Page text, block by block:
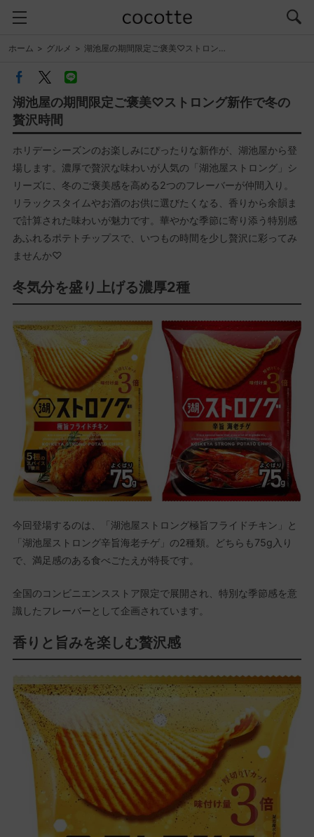
ホーム グルメ 湖池屋の期間限定ご褒美♡ストロン…
湖池屋の期間限定ご褒美♡ストロング新作で冬の
贅沢時間
ホリデーシーズンのお楽しみにぴったりな新作が、湖池屋から登
場します。濃厚で贅沢な味わいが人気の「湖池屋ストロング」シ
リーズに、冬のご褒美感を高める2つのフレーバーが仲間入り。
リラックスタイムやお酒のお供に選びたくなる、香りから余韻ま
で計算された味わいが魅力です。華やかな季節に寄り添う特別感
あふれるポテトチップスで、いつもの時間を少し贅沢に彩ってみ
ませんか♡
冬気分を盛り上げる濃厚2種
今回登場するのは、「湖池屋ストロング極旨フライドチキン」と
「湖池屋ストロング辛旨海老チゲ」の2種類。どちらも75g入り
で、満足感のある食べごたえが特長です。
全国のコンビニエンスストア限定で展開され、特別な季節感を意
識したフレーバーとして企画されています。
香りと旨みを楽しむ贅沢感